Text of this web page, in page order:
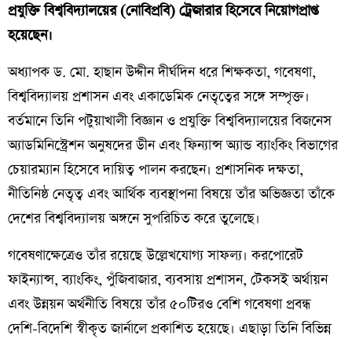
প্রযুক্তি বিশ্ববিদ্যালয়ের (নোবিপ্রবি) ট্রেজারার হিসেবে নিয়োগপ্রাপ্ত
হয়েছেন।
অধ্যাপক ড. মো. হাছান উদ্দীন দীর্ঘদিন ধরে শিক্ষকতা, গবেষণা,
বিশ্ববিদ্যালয় প্রশাসন এবং একাডেমিক নেতৃত্বের সঙ্গে সম্পৃক্ত।
বর্তমানে তিনি পটুয়াখালী বিজ্ঞান ও প্রযুক্তি বিশ্ববিদ্যালয়ের বিজনেস
অ্যাডমিনিস্ট্রেশন অনুষদের ডীন এবং ফিন্যান্স অ্যান্ড ব্যাংকিং বিভাগের
চেয়ারম্যান হিসেবে দায়িত্ব পালন করছেন। প্রশাসনিক দক্ষতা,
নীতিনিষ্ঠ নেতৃত্ব এবং আর্থিক ব্যবস্থাপনা বিষয়ে তাঁর অভিজ্ঞতা তাঁকে
দেশের বিশ্ববিদ্যালয় অঙ্গনে সুপরিচিত করে তুলেছে।
গবেষণাক্ষেত্রেও তাঁর রয়েছে উল্লেখযোগ্য সাফল্য। করপোরেট
ফাইন্যান্স, ব্যাংকিং, পুঁজিবাজার, ব্যবসায় প্রশাসন, টেকসই অর্থায়ন
এবং উন্নয়ন অর্থনীতি বিষয়ে তাঁর ৫০টিরও বেশি গবেষণা প্রবন্ধ
দেশি-বিদেশি স্বীকৃত জার্নালে প্রকাশিত হয়েছে। এছাড়া তিনি বিভিন্ন